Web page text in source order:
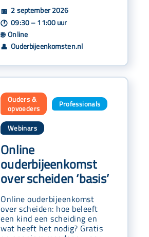
📅 2 september 2026
🕐 09:30 – 11:00 uur
🌐 Online
👤 Ouderbijeenkomsten.nl
Ouders &
opvoeders
Professionals
Webinars
Online
ouderbijeenkomst
over scheiden ‘basis’
Online ouderbijeenkomst
over scheiden: hoe beleeft
een kind een scheiding en
wat heeft het nodig? Gratis